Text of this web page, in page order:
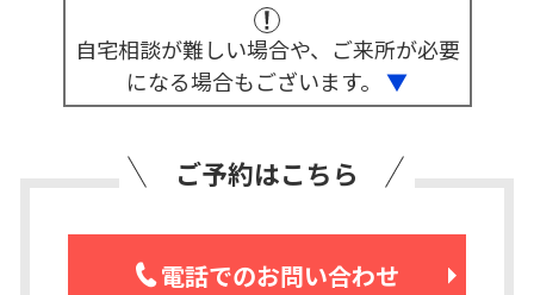
自宅相談が難しい場合や、ご来所が必要
になる場合もございます。 ▼
ご予約はこちら
電話でのお問い合わせ